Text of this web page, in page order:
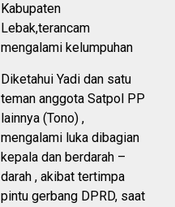
Kabupaten
Lebak,terancam
mengalami kelumpuhan
Diketahui Yadi dan satu
teman anggota Satpol PP
lainnya (Tono) ,
mengalami luka dibagian
kepala dan berdarah –
darah , akibat tertimpa
pintu gerbang DPRD, saat